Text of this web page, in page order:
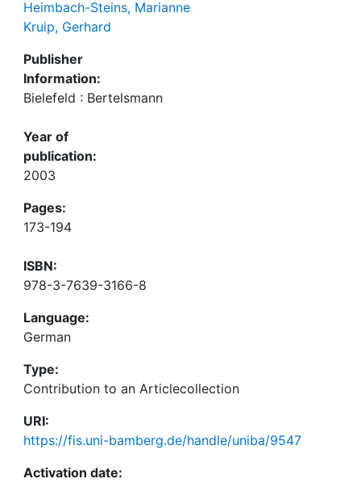
Heimbach-Steins, Marianne
Kruip, Gerhard
Publisher
Information:
Bielefeld : Bertelsmann
Year of
publication:
2003
Pages:
173-194
ISBN:
978-3-7639-3166-8
Language:
German
Type:
Contribution to an Articlecollection
URI:
https://fis.uni-bamberg.de/handle/uniba/9547
Activation date: